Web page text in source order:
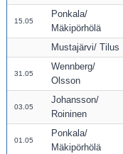
15.05
Ponkala/
Mäkipörhölä
Mustajärvi/ Tilus
31.05
Wennberg/
Olsson
03.05
Johansson/
Roininen
01.05
Ponkala/
Mäkipörhölä